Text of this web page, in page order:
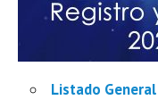
Listado